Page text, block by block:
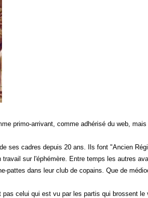
primo-arrivant, comme adhérisé du web,
ses cadres depuis 20 ans. Ils font "Ancien
sur l'éphémère. Entre temps les autres
dans leur club de copains. Que de
celui qui est vu par les partis qui brossent